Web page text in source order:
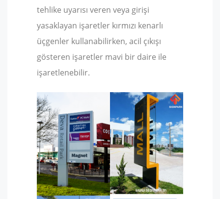
tehlike uyarısı veren veya girişi
yasaklayan işaretler kırmızı kenarlı
üçgenler kullanabilirken, acil çıkışı
gösteren işaretler mavi bir daire ile
işaretlenebilir.